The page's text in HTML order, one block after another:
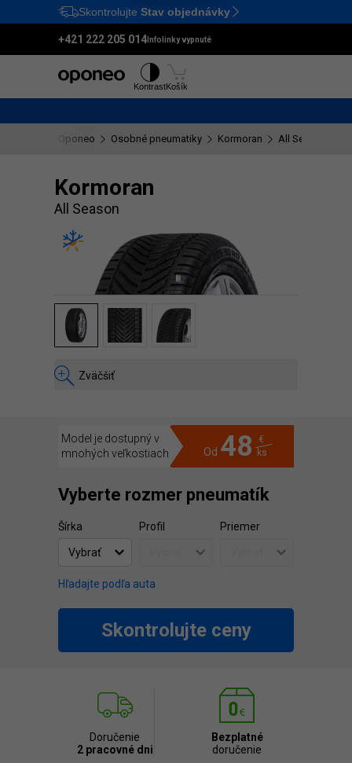
Ctrl M
Skontrolujte Stav objednávky
+421 222 205 014 Infolinky vypnuté
KontrastKošík
Oponeo Osobné pneumatiky Kormoran All Season
Kormoran
All Season
Zväčšiť
Model je dostupný v
mnohých veľkostiach
Od 48
€
ks
Vyberte rozmer pneumatík
Šírka Profil Priemer
Hľadajte podľa auta
Skontrolujte ceny
Doručenie
2 pracovné dni
Bezplatné
doručenie